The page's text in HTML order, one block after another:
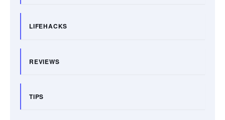
LIFEHACKS
REVIEWS
TIPS